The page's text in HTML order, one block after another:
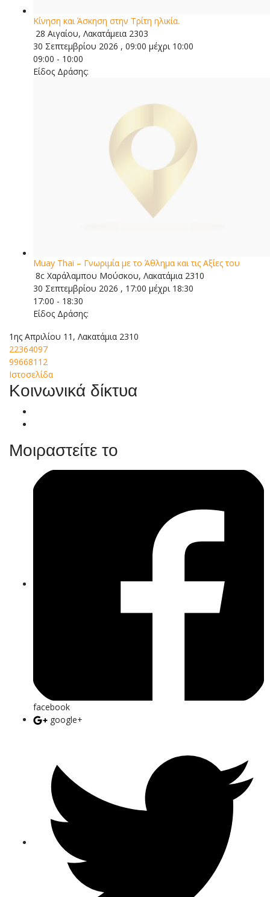
Κίνηση και Άσκηση στην Τρίτη ηλικία.
28 Αιγαίου, Λακατάμεια 2303
30 Σεπτεμβρίου 2026 , 09:00 μέχρι 10:00
09:00 - 10:00
Είδος Δράσης:
Muay Thai – Γνωριμία με το Άθλημα και τις Αξίες του
8c Χαράλαμπου Μούσκου, Λακατάμια 2310
30 Σεπτεμβρίου 2026 , 17:00 μέχρι 18:30
17:00 - 18:30
Είδος Δράσης:
1ης Απριλίου 11, Λακατάμια 2310
22364097
99668112
Ιστοσελίδα
Κοινωνικά δίκτυα
Μοιραστείτε το
facebook
google+